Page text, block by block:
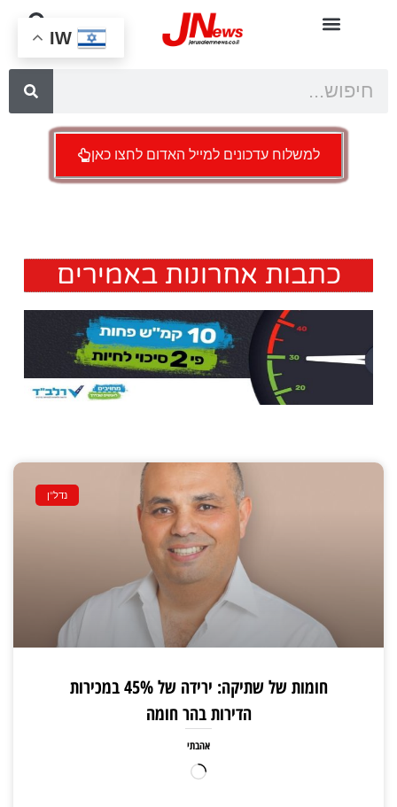
למשלוח עדכונים למייל האדום לחצו כאן
כתבות אחרונות באמירים
נדל"ן
חומות של שתיקה: ירידה של 45% במכירות
הדירות בהר חומה
אהבתי
IW